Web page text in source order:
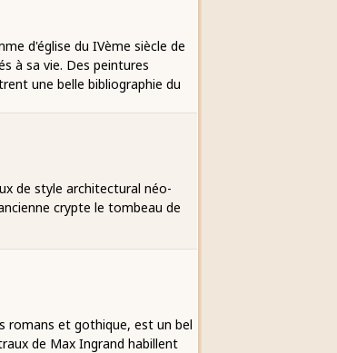
d'église du IVème siècle de
à sa vie. Des peintures
une belle bibliographie du
de style architectural néo-
crypte le tombeau de
romans et gothique, est un bel
de Max Ingrand habillent